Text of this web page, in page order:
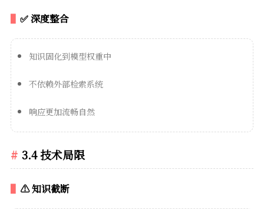
✅ 深度整合
知识固化到模型权重中
不依赖外部检索系统
响应更加流畅自然
3.4 技术局限
⚠️ 知识截断